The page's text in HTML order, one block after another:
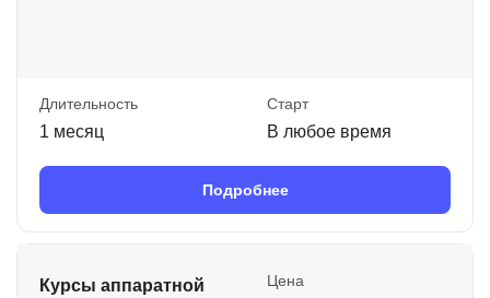
Длительность
1 месяц
Старт
В любое время
Подробнее
Курсы аппаратной
Цена